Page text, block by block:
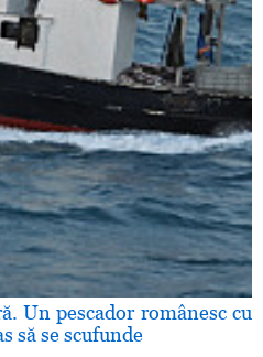
Un pescador românesc cu
să se scufunde